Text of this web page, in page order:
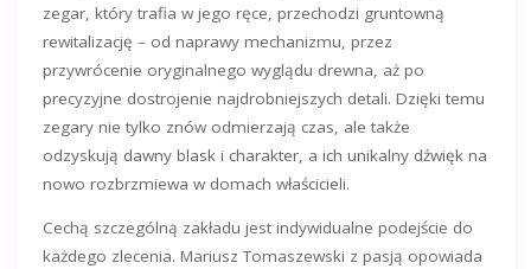
zegar, który trafia w jego ręce, przechodzi gruntowną
rewitalizację – od naprawy mechanizmu, przez
przywrócenie oryginalnego wyglądu drewna, aż po
precyzyjne dostrojenie najdrobniejszych detali. Dzięki temu
zegary nie tylko znów odmierzają czas, ale także
odzyskują dawny blask i charakter, a ich unikalny dźwięk na
nowo rozbrzmiewa w domach właścicieli.
Cechą szczególną zakładu jest indywidualne podejście do
każdego zlecenia. Mariusz Tomaszewski z pasją opowiada